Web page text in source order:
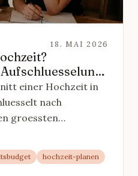
18. MAI 2026
einer Hochzeit in
nach
groessten
hochzeit-planen